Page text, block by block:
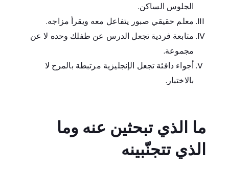
الجلوس الساكن.
معلم حقيقي صبور يتفاعل معه ويقرأ مزاجه.
متابعة فردية تجعل الدرس عن طفلك وحده لا عن
مجموعة.
أجواء دافئة تجعل الإنجليزية مرتبطة بالمرح لا
بالاختبار.
ما الذي تبحثين عنه وما
الذي تتجنّبينه